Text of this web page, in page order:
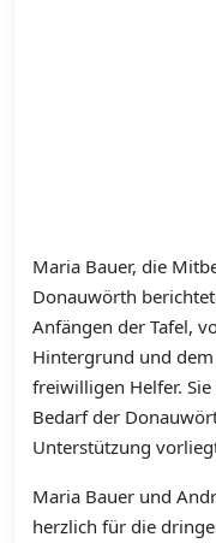
Maria Bauer, die
Donauwörth
Anfängen der Tafel,
Hintergrund und
freiwilligen Helfer.
Bedarf der
Unterstützung
Maria Bauer und
herzlich für die